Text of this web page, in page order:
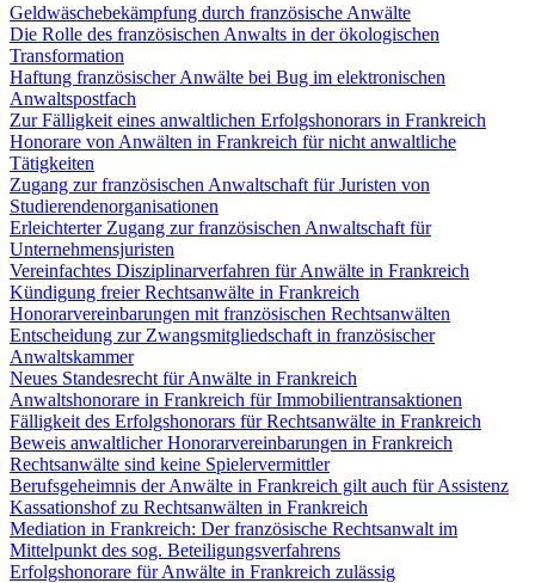
Geldwäschebekämpfung durch französische Anwälte
Die Rolle des französischen Anwalts in der ökologischen
Transformation
Haftung französischer Anwälte bei Bug im elektronischen
Anwaltspostfach
Zur Fälligkeit eines anwaltlichen Erfolgshonorars in Frankreich
Honorare von Anwälten in Frankreich für nicht anwaltliche
Tätigkeiten
Zugang zur französischen Anwaltschaft für Juristen von
Studierendenorganisationen
Erleichterter Zugang zur französischen Anwaltschaft für
Unternehmensjuristen
Vereinfachtes Disziplinarverfahren für Anwälte in Frankreich
Kündigung freier Rechtsanwälte in Frankreich
Honorarvereinbarungen mit französischen Rechtsanwälten
Entscheidung zur Zwangsmitgliedschaft in französischer
Anwaltskammer
Neues Standesrecht für Anwälte in Frankreich
Anwaltshonorare in Frankreich für Immobilientransaktionen
Fälligkeit des Erfolgshonorars für Rechtsanwälte in Frankreich
Beweis anwaltlicher Honorarvereinbarungen in Frankreich
Rechtsanwälte sind keine Spielervermittler
Berufsgeheimnis der Anwälte in Frankreich gilt auch für Assistenz
Kassationshof zu Rechtsanwälten in Frankreich
Mediation in Frankreich: Der französische Rechtsanwalt im
Mittelpunkt des sog. Beteiligungsverfahrens
Erfolgshonorare für Anwälte in Frankreich zulässig